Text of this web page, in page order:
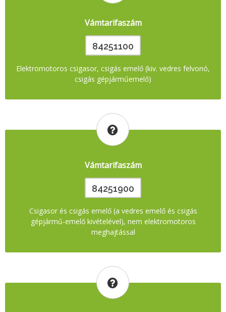
Vámtarifaszám
84251100
Elektromotoros csigasor, csigás emelő (kiv. vedres felvonó,
csigás gépjárműemelő)
Vámtarifaszám
84251900
Csigasor és csigás emelő (a vedres emelő és csigás
gépjármű-emelő kivételével), nem elektromotoros
meghajtással